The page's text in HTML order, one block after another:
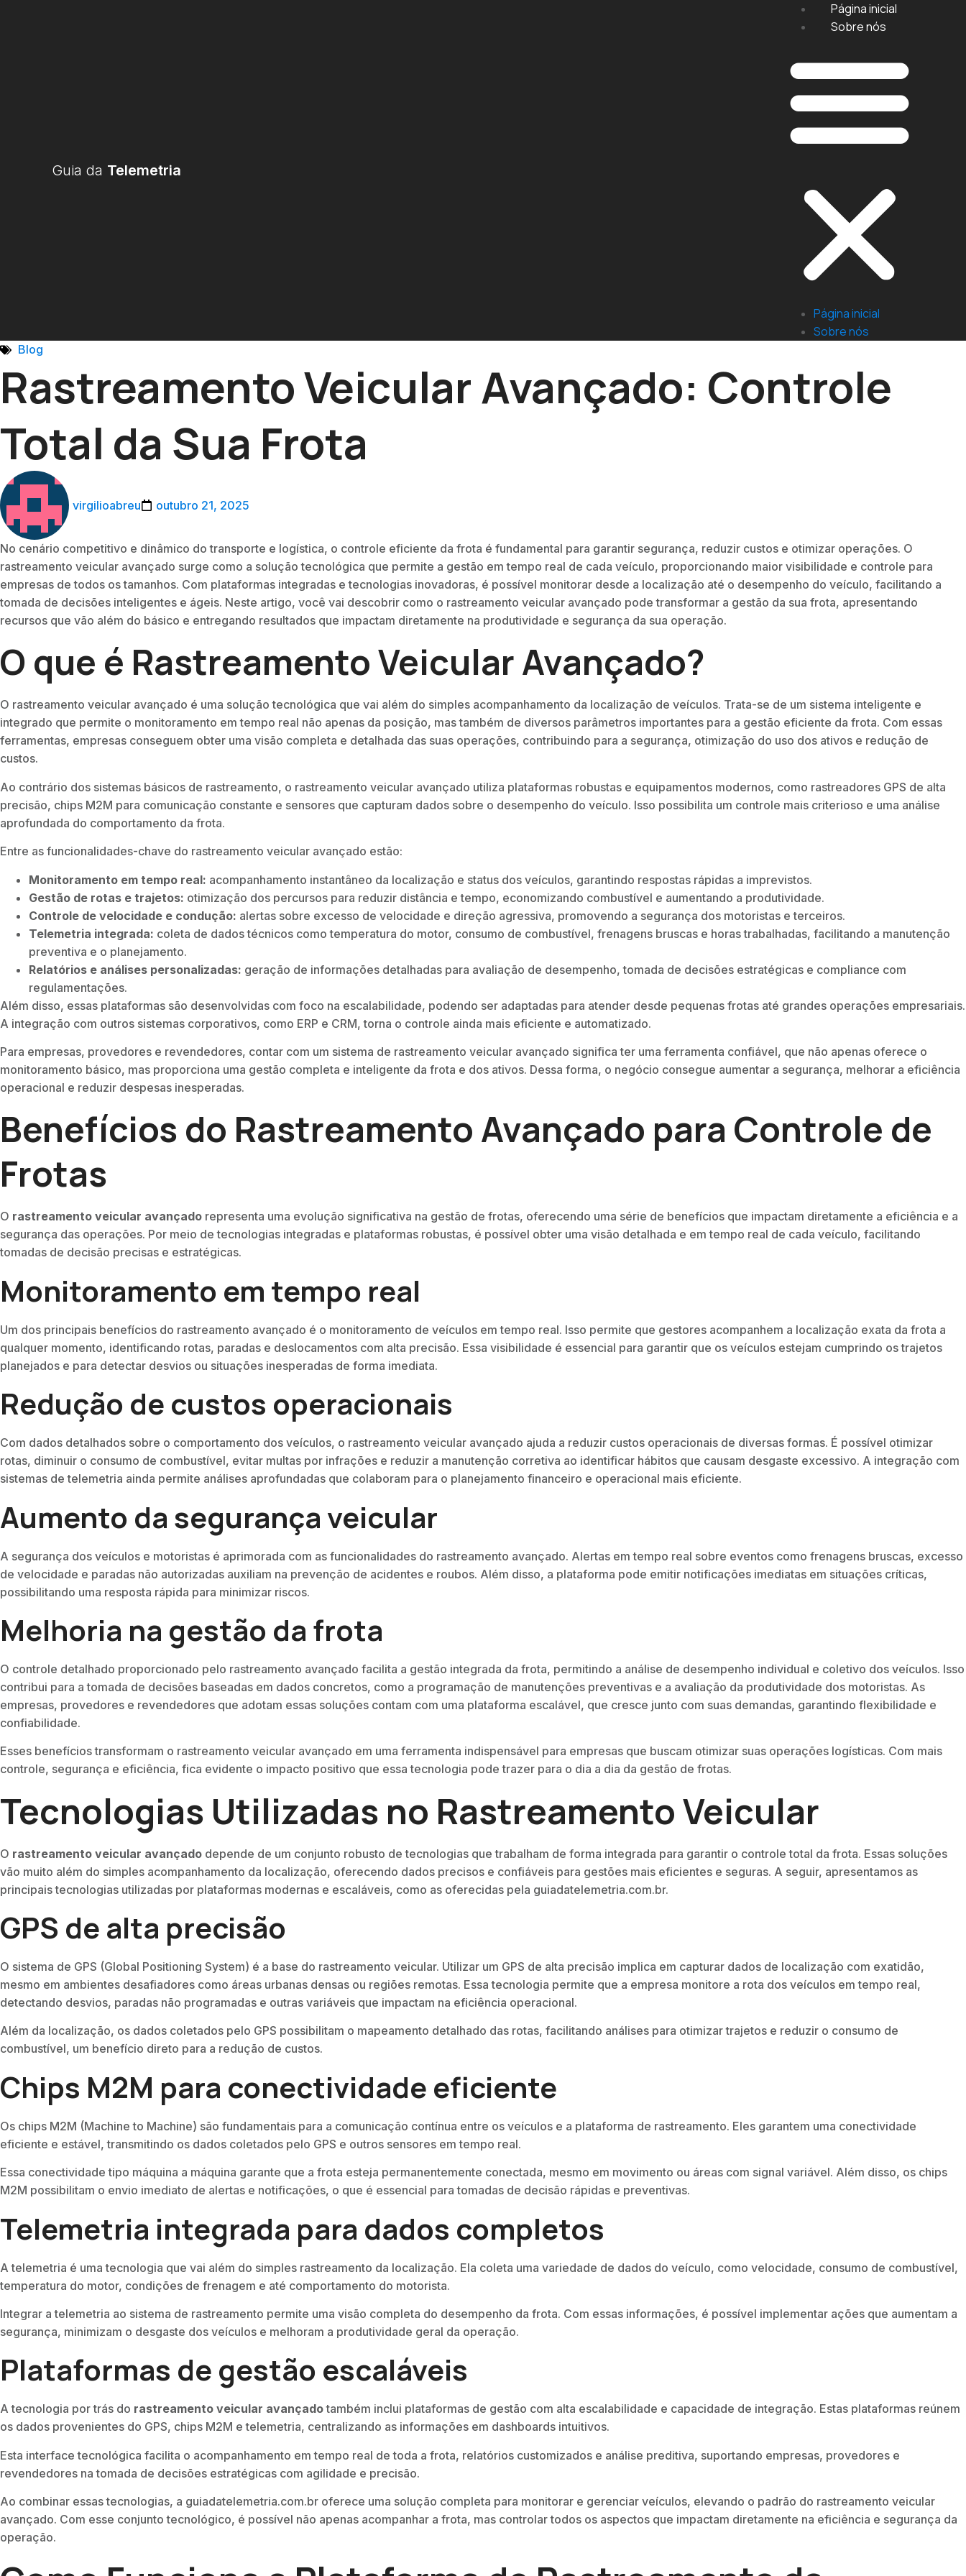
Guia da Telemetria
Página inicial
Sobre nós
Página inicial
Sobre nós
Blog
Rastreamento Veicular Avançado: Controle
Total da Sua Frota
virgilioabreu outubro 21, 2025
No cenário competitivo e dinâmico do transporte e logística, o controle eficiente da frota é fundamental para garantir segurança, reduzir custos e otimizar operações. O
rastreamento veicular avançado surge como a solução tecnológica que permite a gestão em tempo real de cada veículo, proporcionando maior visibilidade e controle para
empresas de todos os tamanhos. Com plataformas integradas e tecnologias inovadoras, é possível monitorar desde a localização até o desempenho do veículo, facilitando a
tomada de decisões inteligentes e ágeis. Neste artigo, você vai descobrir como o rastreamento veicular avançado pode transformar a gestão da sua frota, apresentando
recursos que vão além do básico e entregando resultados que impactam diretamente na produtividade e segurança da sua operação.
O que é Rastreamento Veicular Avançado?
O rastreamento veicular avançado é uma solução tecnológica que vai além do simples acompanhamento da localização de veículos. Trata-se de um sistema inteligente e
integrado que permite o monitoramento em tempo real não apenas da posição, mas também de diversos parâmetros importantes para a gestão eficiente da frota. Com essas
ferramentas, empresas conseguem obter uma visão completa e detalhada das suas operações, contribuindo para a segurança, otimização do uso dos ativos e redução de
custos.
Ao contrário dos sistemas básicos de rastreamento, o rastreamento veicular avançado utiliza plataformas robustas e equipamentos modernos, como rastreadores GPS de alta
precisão, chips M2M para comunicação constante e sensores que capturam dados sobre o desempenho do veículo. Isso possibilita um controle mais criterioso e uma análise
aprofundada do comportamento da frota.
Entre as funcionalidades-chave do rastreamento veicular avançado estão:
Monitoramento em tempo real: acompanhamento instantâneo da localização e status dos veículos, garantindo respostas rápidas a imprevistos.
Gestão de rotas e trajetos: otimização dos percursos para reduzir distância e tempo, economizando combustível e aumentando a produtividade.
Controle de velocidade e condução: alertas sobre excesso de velocidade e direção agressiva, promovendo a segurança dos motoristas e terceiros.
Telemetria integrada: coleta de dados técnicos como temperatura do motor, consumo de combustível, frenagens bruscas e horas trabalhadas, facilitando a manutenção
preventiva e o planejamento.
Relatórios e análises personalizadas: geração de informações detalhadas para avaliação de desempenho, tomada de decisões estratégicas e compliance com
regulamentações.
Além disso, essas plataformas são desenvolvidas com foco na escalabilidade, podendo ser adaptadas para atender desde pequenas frotas até grandes operações empresariais.
A integração com outros sistemas corporativos, como ERP e CRM, torna o controle ainda mais eficiente e automatizado.
Para empresas, provedores e revendedores, contar com um sistema de rastreamento veicular avançado significa ter uma ferramenta confiável, que não apenas oferece o
monitoramento básico, mas proporciona uma gestão completa e inteligente da frota e dos ativos. Dessa forma, o negócio consegue aumentar a segurança, melhorar a eficiência
operacional e reduzir despesas inesperadas.
Benefícios do Rastreamento Avançado para Controle de
Frotas
O rastreamento veicular avançado representa uma evolução significativa na gestão de frotas, oferecendo uma série de benefícios que impactam diretamente a eficiência e a
segurança das operações. Por meio de tecnologias integradas e plataformas robustas, é possível obter uma visão detalhada e em tempo real de cada veículo, facilitando
tomadas de decisão precisas e estratégicas.
Monitoramento em tempo real
Um dos principais benefícios do rastreamento avançado é o monitoramento de veículos em tempo real. Isso permite que gestores acompanhem a localização exata da frota a
qualquer momento, identificando rotas, paradas e deslocamentos com alta precisão. Essa visibilidade é essencial para garantir que os veículos estejam cumprindo os trajetos
planejados e para detectar desvios ou situações inesperadas de forma imediata.
Redução de custos operacionais
Com dados detalhados sobre o comportamento dos veículos, o rastreamento veicular avançado ajuda a reduzir custos operacionais de diversas formas. É possível otimizar
rotas, diminuir o consumo de combustível, evitar multas por infrações e reduzir a manutenção corretiva ao identificar hábitos que causam desgaste excessivo. A integração com
sistemas de telemetria ainda permite análises aprofundadas que colaboram para o planejamento financeiro e operacional mais eficiente.
Aumento da segurança veicular
A segurança dos veículos e motoristas é aprimorada com as funcionalidades do rastreamento avançado. Alertas em tempo real sobre eventos como frenagens bruscas, excesso
de velocidade e paradas não autorizadas auxiliam na prevenção de acidentes e roubos. Além disso, a plataforma pode emitir notificações imediatas em situações críticas,
possibilitando uma resposta rápida para minimizar riscos.
Melhoria na gestão da frota
O controle detalhado proporcionado pelo rastreamento avançado facilita a gestão integrada da frota, permitindo a análise de desempenho individual e coletivo dos veículos. Isso
contribui para a tomada de decisões baseadas em dados concretos, como a programação de manutenções preventivas e a avaliação da produtividade dos motoristas. As
empresas, provedores e revendedores que adotam essas soluções contam com uma plataforma escalável, que cresce junto com suas demandas, garantindo flexibilidade e
confiabilidade.
Esses benefícios transformam o rastreamento veicular avançado em uma ferramenta indispensável para empresas que buscam otimizar suas operações logísticas. Com mais
controle, segurança e eficiência, fica evidente o impacto positivo que essa tecnologia pode trazer para o dia a dia da gestão de frotas.
Tecnologias Utilizadas no Rastreamento Veicular
O rastreamento veicular avançado depende de um conjunto robusto de tecnologias que trabalham de forma integrada para garantir o controle total da frota. Essas soluções
vão muito além do simples acompanhamento da localização, oferecendo dados precisos e confiáveis para gestões mais eficientes e seguras. A seguir, apresentamos as
principais tecnologias utilizadas por plataformas modernas e escaláveis, como as oferecidas pela guiadatelemetria.com.br.
GPS de alta precisão
O sistema de GPS (Global Positioning System) é a base do rastreamento veicular. Utilizar um GPS de alta precisão implica em capturar dados de localização com exatidão,
mesmo em ambientes desafiadores como áreas urbanas densas ou regiões remotas. Essa tecnologia permite que a empresa monitore a rota dos veículos em tempo real,
detectando desvios, paradas não programadas e outras variáveis que impactam na eficiência operacional.
Além da localização, os dados coletados pelo GPS possibilitam o mapeamento detalhado das rotas, facilitando análises para otimizar trajetos e reduzir o consumo de
combustível, um benefício direto para a redução de custos.
Chips M2M para conectividade eficiente
Os chips M2M (Machine to Machine) são fundamentais para a comunicação contínua entre os veículos e a plataforma de rastreamento. Eles garantem uma conectividade
eficiente e estável, transmitindo os dados coletados pelo GPS e outros sensores em tempo real.
Essa conectividade tipo máquina a máquina garante que a frota esteja permanentemente conectada, mesmo em movimento ou áreas com signal variável. Além disso, os chips
M2M possibilitam o envio imediato de alertas e notificações, o que é essencial para tomadas de decisão rápidas e preventivas.
Telemetria integrada para dados completos
A telemetria é uma tecnologia que vai além do simples rastreamento da localização. Ela coleta uma variedade de dados do veículo, como velocidade, consumo de combustível,
temperatura do motor, condições de frenagem e até comportamento do motorista.
Integrar a telemetria ao sistema de rastreamento permite uma visão completa do desempenho da frota. Com essas informações, é possível implementar ações que aumentam a
segurança, minimizam o desgaste dos veículos e melhoram a produtividade geral da operação.
Plataformas de gestão escaláveis
A tecnologia por trás do rastreamento veicular avançadotambém inclui plataformas de gestão com alta escalabilidade e capacidade de integração. Estas plataformas reúnem
os dados provenientes do GPS, chips M2M e telemetria, centralizando as informações em dashboards intuitivos.
Esta interface tecnológica facilita o acompanhamento em tempo real de toda a frota, relatórios customizados e análise preditiva, suportando empresas, provedores e
revendedores na tomada de decisões estratégicas com agilidade e precisão.
Ao combinar essas tecnologias, a guiadatelemetria.com.br oferece uma solução completa para monitorar e gerenciar veículos, elevando o padrão do rastreamento veicular
avançado. Com esse conjunto tecnológico, é possível não apenas acompanhar a frota, mas controlar todos os aspectos que impactam diretamente na eficiência e segurança da
operação.